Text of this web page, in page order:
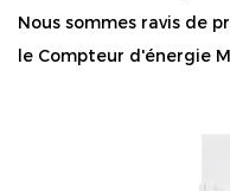
Nous sommes ravis de
le Compteur d'énergie